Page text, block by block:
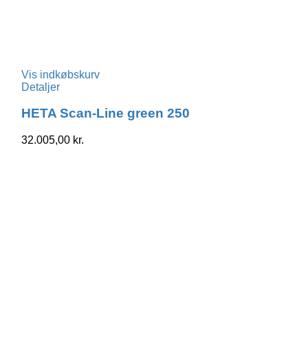
Vis indkøbskurv
Detaljer
HETA Scan-Line green 250
32.005,00 kr.